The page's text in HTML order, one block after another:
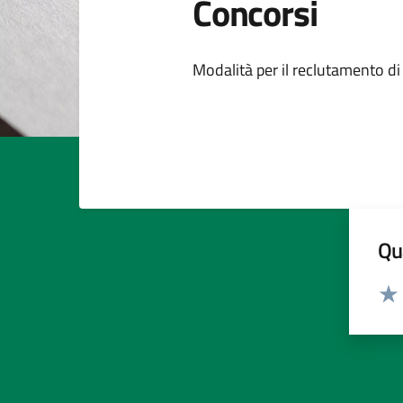
Concorsi
Dettagli della
Modalità per il reclutamento